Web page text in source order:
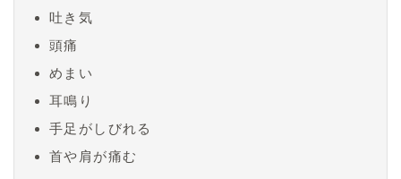
吐き気
頭痛
めまい
耳鳴り
手足がしびれる
首や肩が痛む